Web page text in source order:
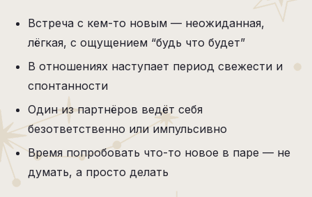
Встреча с кем-то новым — неожиданная,
лёгкая, с ощущением “будь что будет”
В отношениях наступает период свежести и
спонтанности
Один из партнёров ведёт себя
безответственно или импульсивно
Время попробовать что-то новое в паре — не
думать, а просто делать